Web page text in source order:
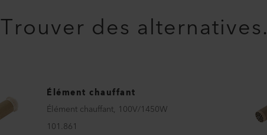
Trouver des alternatives.
Élément chauffant
Élément chauffant, 100V/1450W
101.861